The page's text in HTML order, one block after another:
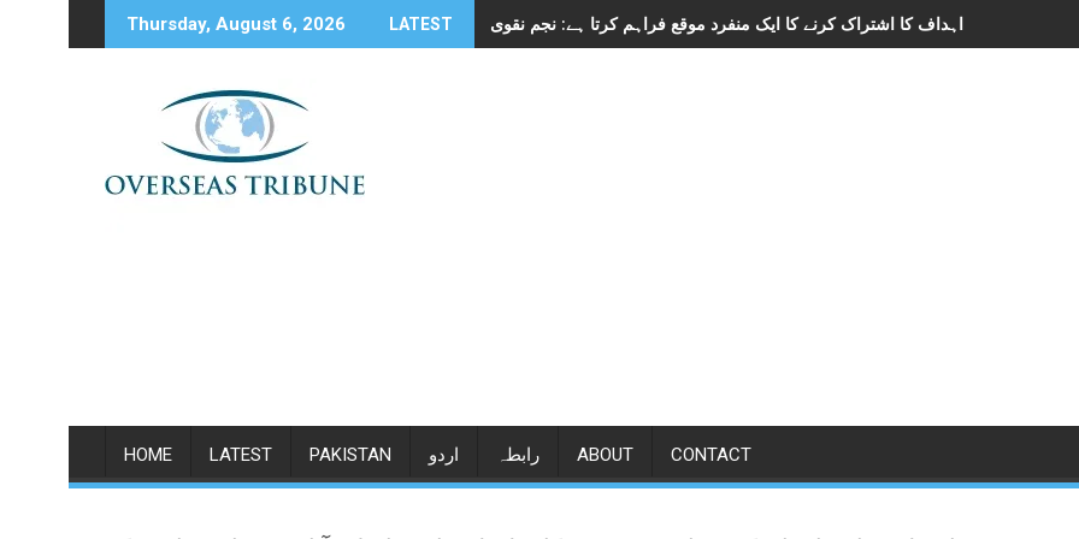
to
Thursday, August 6, 2026 LATEST
HOME LATEST PAKISTAN اردو رابطہ ABOUT CONTACT